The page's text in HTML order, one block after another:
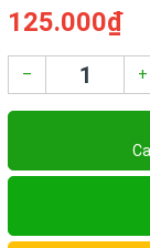
125.000₫
– +